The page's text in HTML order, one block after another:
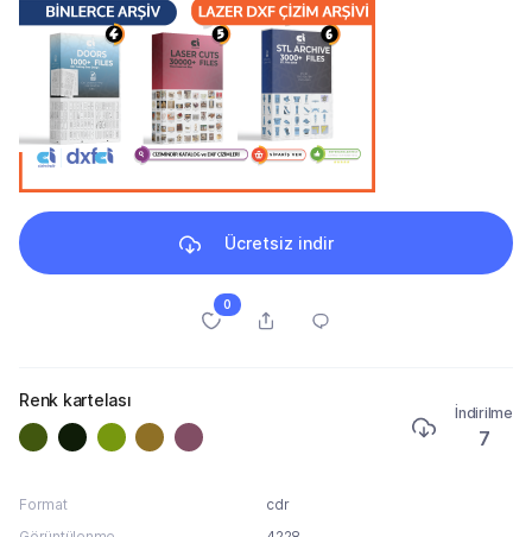
Ücretsiz indir
0
Renk kartelası
İndirilme
7
Format
cdr